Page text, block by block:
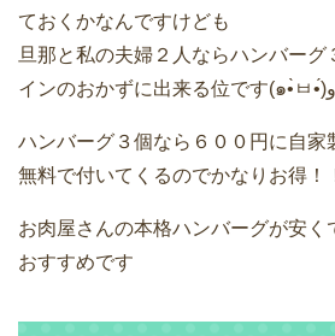
ておくかなんですけども
旦那と私の夫婦２人ならハンバーグ
ハンバーグ３個なら６００円に自家
無料で付いてくるのでかなりお得！
お肉屋さんの本格ハンバーグが安く
おすすめです